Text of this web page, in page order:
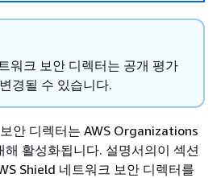
워크 보안 디렉터는 공개 평가
경될 수 있습니다.
안 디렉터는 AWS Organizations
해 활성화됩니다. 설명서의이 섹션
Shield 네트워크 보안 디렉터를